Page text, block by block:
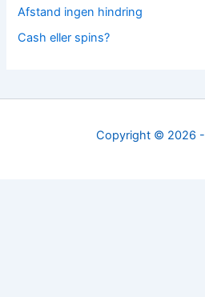
Afstand ingen hindring
Cash eller spins?
Copyright © 2026 -